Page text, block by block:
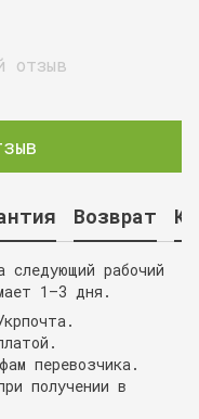
отзыв
Возврат
рабочий
1–3 дня.
перевозчика.
получении в